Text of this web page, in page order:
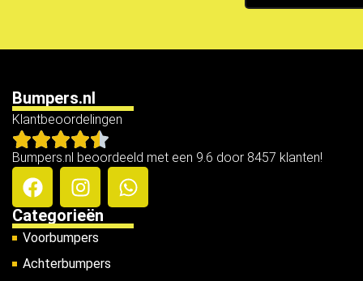
Bumpers.nl
Klantbeoordelingen
Bumpers.nl beoordeeld met een 9.6 door 8457 klanten!
Categorieën
Voorbumpers
Achterbumpers